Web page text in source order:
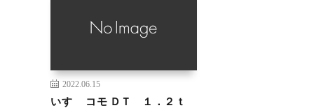
2022.06.15
いすゞ コモ ＤＴ １．２ｔ